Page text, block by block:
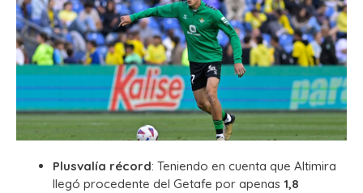
Plusvalía récord: Teniendo en cuenta que Altimira
llegó procedente del Getafe por apenas 1,8